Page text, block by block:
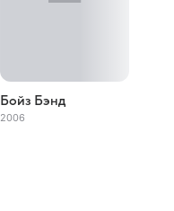
Бойз Бэнд
2006